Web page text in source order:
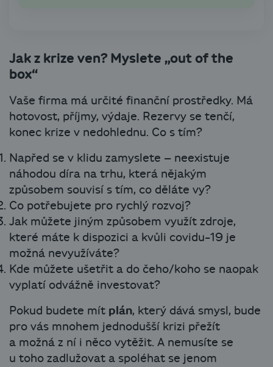
Jak z krize ven? Myslete „out of the
box“
Vaše firma má určité finanční prostředky. Má
hotovost, příjmy, výdaje. Rezervy se tenčí,
konec krize v nedohlednu. Co s tím?
Napřed se v klidu zamyslete – neexistuje
náhodou díra na trhu, která nějakým
způsobem souvisí s tím, co děláte vy?
Co potřebujete pro rychlý rozvoj?
Jak můžete jiným způsobem využít zdroje,
které máte k dispozici a kvůli covidu-19 je
možná nevyužíváte?
Kde můžete ušetřit a do čeho/koho se naopak
vyplatí odvážně investovat?
Pokud budete mít plán, který dává smysl, bude
pro vás mnohem jednodušší krizi přežít
a možná z ní i něco vytěžit. A nemusíte se
u toho zadlužovat a spoléhat se jenom